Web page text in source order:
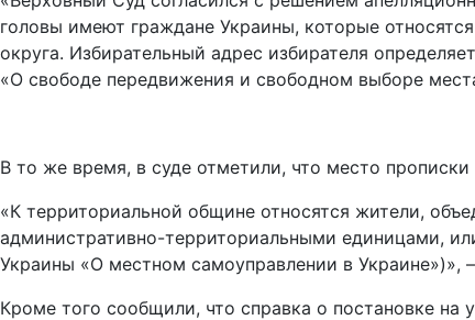
головы имеют граждане Украины, которые
округа. Избирательный адрес избирателя
«О свободе передвижения и свободном выборе
В то же время, в суде отметили, что место
«К территориальной общине относятся жители,
административно-территориальными единицами,
Украины «О местном самоуправлении в Украине»)»,
Кроме того сообщили, что справка о постановке на